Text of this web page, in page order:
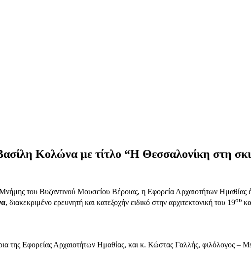
Κολώνα με τίτλο “Η Θεσσαλονίκη στη
του Βυζαντινού Μουσείου Βέροιας, η Εφορεία Αρχαιοτήτων Ημαθίας
, διακεκριμένο ερευνητή και κατεξοχήν ειδικό στην αρχιτεκτονική του 19ου
της Εφορείας Αρχαιοτήτων Ημαθίας, και κ. Κώστας Γαλλής, φιλόλογος –